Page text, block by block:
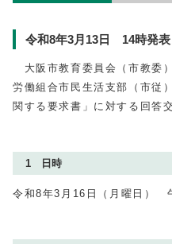
令和8年3月13日 14時発表
大阪市教育委員会（市教委
労働組合市民生活支部（市従
関する要求書」に対する回答
1 日時
令和8年3月16日（月曜日）